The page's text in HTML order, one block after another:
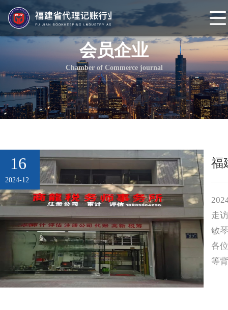
站
协会概况
介
会
程
组
架
协
头
条
会
党
会
员
协
善
风
讯
联
会员企业
Chamber of Commerce journal
16
2024-12
福
走
敏
各
等